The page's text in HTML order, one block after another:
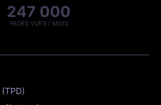
247 000
PAGES VUES / MOIS